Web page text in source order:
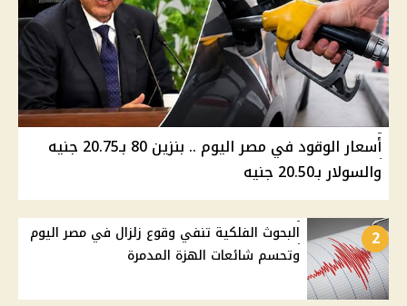
أسعار الوقود في مصر اليوم .. بنزين 80 بـ20.75 جنيه
والسولار بـ20.50 جنيه
2
البحوث الفلكية تنفي وقوع زلزال في مصر اليوم
وتحسم شائعات الهزة المدمرة